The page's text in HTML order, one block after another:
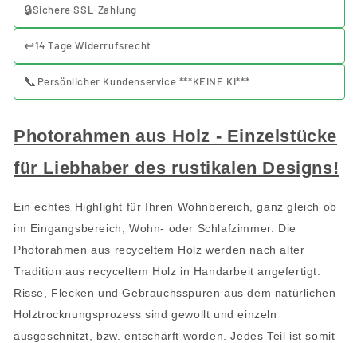
🔒Sichere SSL-Zahlung
↩️14 Tage Widerrufsrecht
📞 Persönlicher Kundenservice ***KEINE KI***
Photorahmen aus Holz - Einzelstücke
für Liebhaber des rustikalen Designs!
Ein echtes Highlight für Ihren Wohnbereich, ganz gleich ob
im Eingangsbereich, Wohn- oder Schlafzimmer. Die
Photorahmen aus recyceltem Holz werden nach alter
Tradition aus recyceltem Holz in Handarbeit angefertigt.
Risse, Flecken und Gebrauchsspuren aus dem natürlichen
Holztrocknungsprozess sind gewollt und einzeln
ausgeschnitzt, bzw. entschärft worden. Jedes Teil ist somit